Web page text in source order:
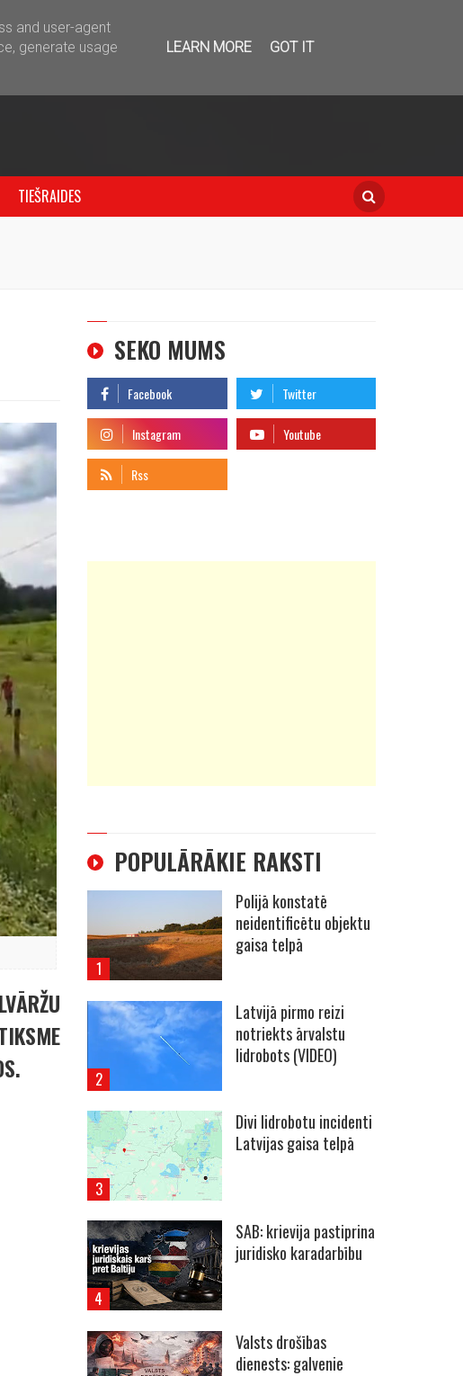
TIEŠRAIDES
SEKO MUMS
POPULĀRĀKIE RAKSTI
Polijā konstatē
neidentificētu objektu
gaisa telpā
Latvijā pirmo reizi
notriekts ārvalstu
lidrobots (VIDEO)
Divi lidrobotu incidenti
Latvijas gaisa telpā
SAB: krievija pastiprina
juridisko karadarbību
Valsts drošības
dienests: galvenie
and user-agent
generate usage
LEARN MORE GOT IT